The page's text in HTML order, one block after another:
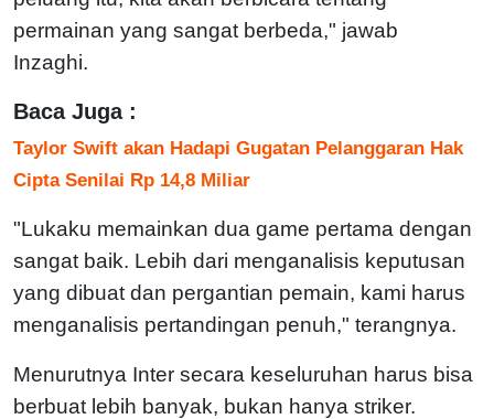
permainan yang sangat berbeda," jawab
Inzaghi.
Baca Juga :
Taylor Swift akan Hadapi Gugatan Pelanggaran Hak
Cipta Senilai Rp 14,8 Miliar
"Lukaku memainkan dua game pertama dengan
sangat baik. Lebih dari menganalisis keputusan
yang dibuat dan pergantian pemain, kami harus
menganalisis pertandingan penuh," terangnya.
Menurutnya Inter secara keseluruhan harus bisa
berbuat lebih banyak, bukan hanya striker.